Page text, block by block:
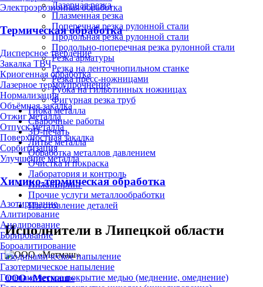
Электроэрозионная обработка
Термическая обработка
Дисперсное твердение
Закалка ТВЧ
Криогенная обработка
Лазерное термоупрочнение
Нормализация
Объёмная закалка
Отжиг металла
Отпуск металла
Поверхностная закалка
Сорбитизация
Улучшение металла
Химико-термическая обработка
Азотирование
Алитирование
Анодирование
Борирование
Бороалитирование
Газодинамическое напыление
Газотермическое напыление
Гальваническое покрытие медью (меднение, омеднение)
Лазерная резка
Плазменная резка
Поперечная резка рулонной стали
Продольная резка рулонной стали
Продольно-поперечная резка рулонной стали
Резка арматуры
Резка на ленточнопильном станке
Резка пресс-ножницами
Рубка на гильотинных ножницах
Фигурная резка труб
Гибка металла
Сварочные работы
3D-печать
Литьё металла
Обработка металлов давлением
Очистка и покраска
Лаборатория и контроль
Инжиниринг
Прочие услуги металлообработки
Изготовление деталей
Исполнители в Липецкой области
ООО «Метмаш»